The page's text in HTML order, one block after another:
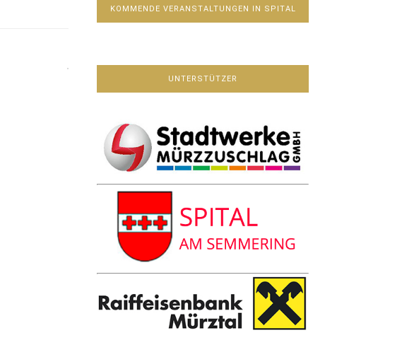
KOMMENDE VERANSTALTUNGEN IN SPITAL
UNTERSTÜTZER